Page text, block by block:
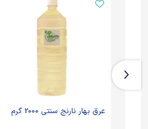
عرق بهار نارنج سنتی 2000 گرم